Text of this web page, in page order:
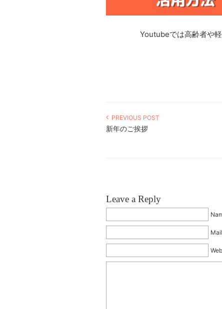
Youtubeでは高齢者や
PREVIOUS POST
新年のご挨拶
Leave a Reply